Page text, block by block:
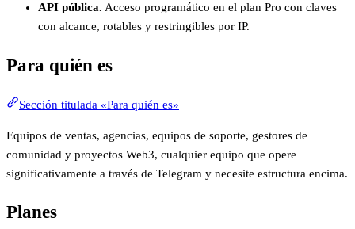
API pública. Acceso programático en el plan Pro con claves
con alcance, rotables y restringibles por IP.
Para quién es
Sección titulada «Para quién es»
Equipos de ventas, agencias, equipos de soporte, gestores de
comunidad y proyectos Web3, cualquier equipo que opere
significativamente a través de Telegram y necesite estructura encima.
Planes